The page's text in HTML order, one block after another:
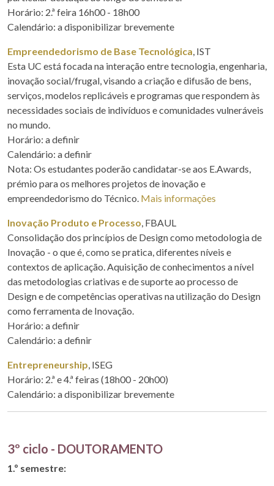
Horário: 2.ª feira 16h00 - 18h00
Calendário: a disponibilizar brevemente
Empreendedorismo de Base Tecnológica, IST
Esta UC está focada na interação entre tecnologia, engenharia,
inovação social/frugal, visando a criação e difusão de bens,
serviços, modelos replicáveis e programas que respondem às
necessidades sociais de indivíduos e comunidades vulneráveis
no mundo.
Horário: a definir
Calendário: a definir
Nota: Os estudantes poderão candidatar-se aos E.Awards,
prémio para os melhores projetos de inovação e
empreendedorismo do Técnico. Mais informações
Inovação Produto e Processo, FBAUL
Consolidação dos princípios de Design como metodologia de
Inovação - o que é, como se pratica, diferentes níveis e
contextos de aplicação. Aquisição de conhecimentos a nível
das metodologias criativas e de suporte ao processo de
Design e de competências operativas na utilização do Design
como ferramenta de Inovação.
Horário: a definir
Calendário: a definir
Entrepreneurship, ISEG
Horário: 2.ª e 4.ª feiras (18h00 - 20h00)
Calendário: a disponibilizar brevemente
3º ciclo - DOUTORAMENTO
1.º semestre: